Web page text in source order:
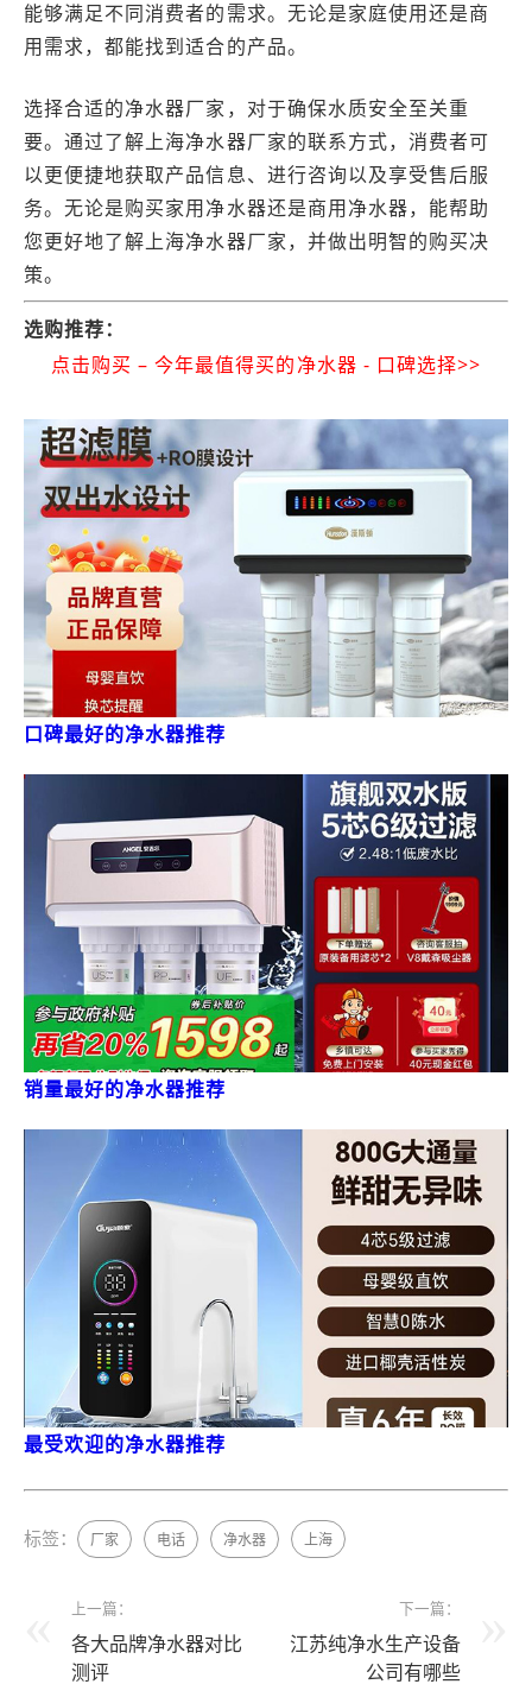
能够满足不同消费者的需求。无论是家庭使用还是商
用需求，都能找到适合的产品。
选择合适的净水器厂家，对于确保水质安全至关重
要。通过了解上海净水器厂家的联系方式，消费者可
以更便捷地获取产品信息、进行咨询以及享受售后服
务。无论是购买家用净水器还是商用净水器，能帮助
您更好地了解上海净水器厂家，并做出明智的购买决
策。
选购推荐：
点击购买 – 今年最值得买的净水器 - 口碑选择>>
口碑最好的净水器推荐
销量最好的净水器推荐
最受欢迎的净水器推荐
标签： 厂家 电话 净水器 上海
上一篇：
各大品牌净水器对比
测评
下一篇：
江苏纯净水生产设备
公司有哪些